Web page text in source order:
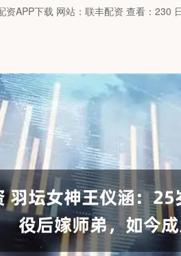
资APP下载 网站：联丰配资 查看：230